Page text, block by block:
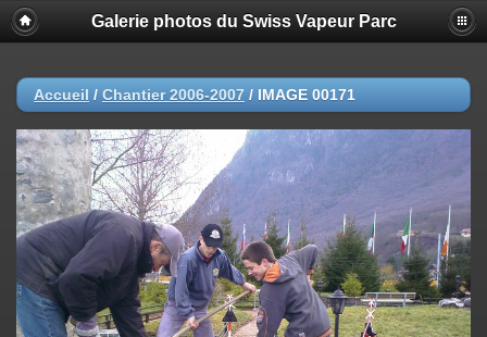
Galerie photos du Swiss Vapeur Parc
Accueil / Chantier 2006-2007 / IMAGE 00171